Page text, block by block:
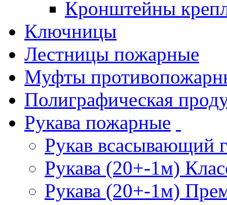
Кронштейны
Ключницы
Лестницы пожарные
Муфты
Полиграфическая
Рукава пожарные
Рукав всасывающий
Рукава (20+-1м)
Рукава (20+-1м)